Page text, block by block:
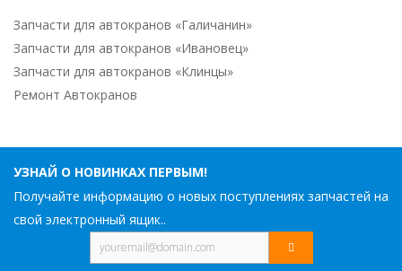
Запчасти для автокранов «Галичанин»
Запчасти для автокранов «Ивановец»
Запчасти для автокранов «Клинцы»
Ремонт Автокранов
УЗНАЙ О НОВИНКАХ ПЕРВЫМ!
Получайте информацию о новых поступлениях запчастей на
свой электронный ящик..